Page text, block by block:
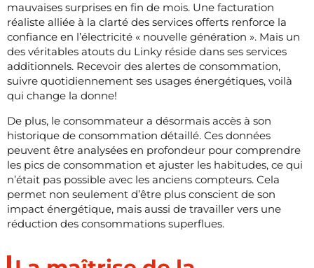
mauvaises surprises en fin de mois. Une facturation
réaliste alliée à la clarté des services offerts renforce la
confiance en l’électricité « nouvelle génération ». Mais un
des véritables atouts du Linky réside dans ses services
additionnels. Recevoir des alertes de consommation,
suivre quotidiennement ses usages énergétiques, voilà
qui change la donne!
De plus, le consommateur a désormais accès à son
historique de consommation détaillé. Ces données
peuvent être analysées en profondeur pour comprendre
les pics de consommation et ajuster les habitudes, ce qui
n’était pas possible avec les anciens compteurs. Cela
permet non seulement d’être plus conscient de son
impact énergétique, mais aussi de travailler vers une
réduction des consommations superflues.